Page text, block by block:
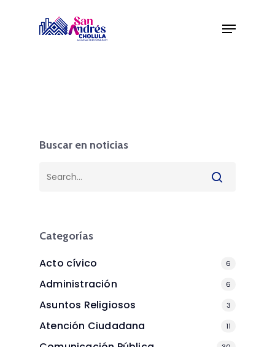
Buscar en noticias
Categorías
Acto cívico 6
Administración 6
Asuntos Religiosos 3
Atención Ciudadana 11